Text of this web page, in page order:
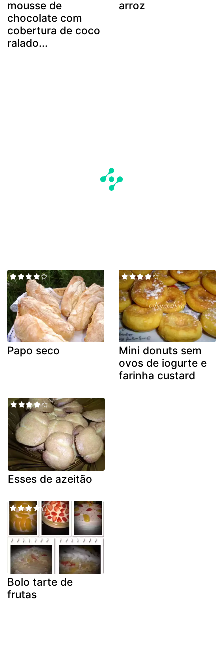
mousse de
chocolate com
cobertura de coco
ralado...
arroz
Papo seco
Mini donuts sem
ovos de iogurte e
farinha custard
Esses de azeitão
Bolo tarte de
frutas